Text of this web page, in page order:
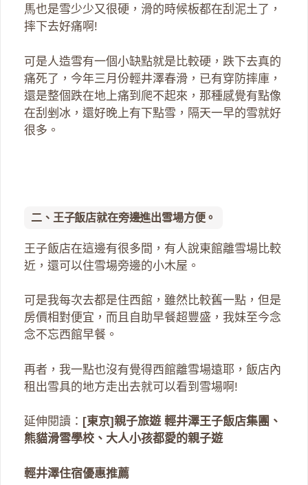
馬也是雪少少又很硬，滑的時候板都在刮泥土了，
摔下去好痛啊!
可是人造雪有一個小缺點就是比較硬，跌下去真的
痛死了，今年三月份輕井澤春滑，已有穿防摔庫，
還是整個跌在地上痛到爬不起來，那種感覺有點像
在刮剉冰，還好晚上有下點雪，隔天一早的雪就好
很多。
二、王子飯店就在旁邊進出雪場方便。
王子飯店在這邊有很多間，有人說東館離雪場比較
近，還可以住雪場旁邊的小木屋。
可是我每次去都是住西館，雖然比較舊一點，但是
房價相對便宜，而且自助早餐超豐盛，我妹至今念
念不忘西館早餐。
再者，我一點也沒有覺得西館離雪場遠耶，飯店內
租出雪具的地方走出去就可以看到雪場啊!
延伸閱讀： [東京]親子旅遊 輕井澤王子飯店集團、
熊貓滑雪學校、大人小孩都愛的親子遊
輕井澤住宿優惠推薦